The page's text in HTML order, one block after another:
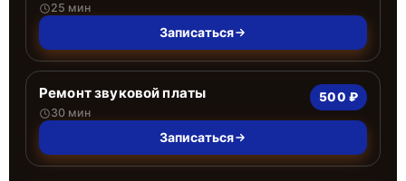
25 мин
Записаться
Ремонт звуковой платы
30 мин
500 ₽
Записаться